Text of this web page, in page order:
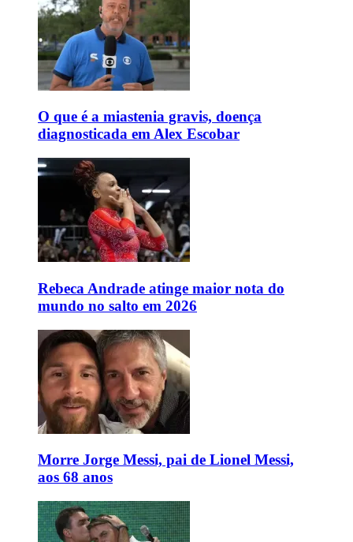
O que é a miastenia gravis, doença
diagnosticada em Alex Escobar
Rebeca Andrade atinge maior nota do
mundo no salto em 2026
Morre Jorge Messi, pai de Lionel Messi,
aos 68 anos